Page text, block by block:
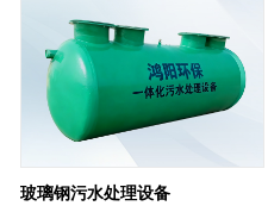
玻璃钢污水处理设备